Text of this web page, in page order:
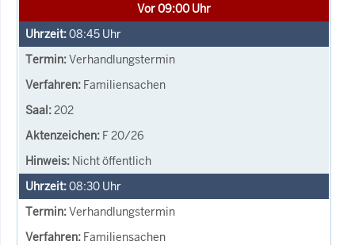
Vor 09:00 Uhr
08:45 Uhr
Verhandlungstermin
Familiensachen
202
F 20/26
Nicht öffentlich
08:30 Uhr
Verhandlungstermin
Familiensachen